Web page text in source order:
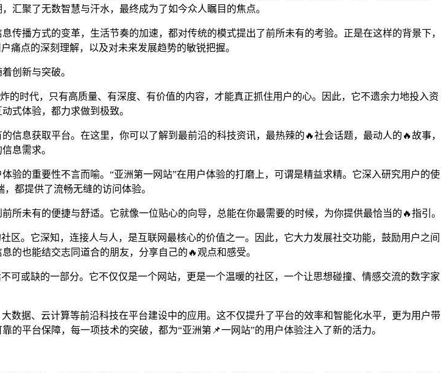
汇聚了无数智慧与汗水，最终成为了如今众人瞩目的焦点。
播方式的变革，生活节奏的加速，都对传统的模式提出了前所未有的考验。正是在这样的背景下，
痛点的深刻理解，以及对未来发展趋势的敏锐把握。
创新与突破。
的时代，只有高质量、有深度、有价值的内容，才能真正抓住用户的心。因此，它不遗余力地投入资
式体验，都力求做到极致。
息获取平台。在这里，你可以了解到最前沿的科技资讯，最热辣的🔥社会话题，最动人的🔥故事，
息需求。
验的重要性不言而喻。“亚洲第一网站”在用户体验的打磨上，可谓是精益求精。它深入研究用户的使
都提供了流畅无缝的访问体验。
未有的便捷与舒适。它就像一位贴心的向导，总能在你最需要的时候，为你提供最恰当的🔥指引。
区。它深知，连接人与人，是互联网最核心的价值之一。因此，它大力发展社交功能，鼓励用户之间
也能结交志同道合的朋友，分享自己的🔥观点和感受。
可或缺的一部分。它不仅仅是一个网站，更是一个温暖的社区，一个让思想碰撞、情感交流的数字家
数据、云计算等前沿科技在平台建设中的应用。这不仅提升了平台的效率和智能化水平，更为用户带
平台保障，每一项技术的突破，都为“亚洲第📌一网站”的用户体验注入了新的活力。